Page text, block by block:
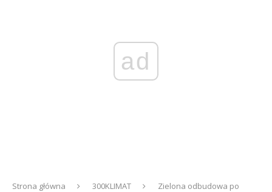
ad
Strona główna 300KLIMAT
Zielona odbudowa po